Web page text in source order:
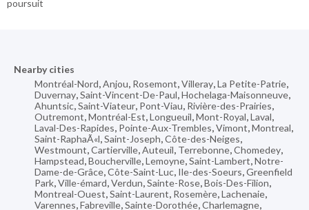
poursuit
Nearby cities
Montréal-Nord,Anjou, Rosemont,Villeray,La Petite-Patrie,
Duvernay,Saint-Vincent-De-Paul,Hochelaga-Maisonneuve,
Ahuntsic,Saint-Viateur, Pont-Viau, Rivière-des-Prairies,
Outremont,Montréal-Est,Longueuil,Mont-Royal,Laval,
Laval-Des-Rapides, Pointe-Aux-Trembles,Vimont,Montreal,
Saint-RaphaÃ«l,Saint-Joseph,Côte-des-Neiges,
Westmount,Cartierville,Auteuil, Terrebonne,Chomedey,
Hampstead,Boucherville,Lemoyne,Saint-Lambert,Notre-
Dame-de-Grâce,Côte-Saint-Luc, Ile-des-Soeurs,Greenfield
Park,Ville-émard,Verdun,Sainte-Rose,Bois-Des-Filion,
Montreal-Ouest,Saint-Laurent, Rosemère,Lachenaie,
Varennes,Fabreville,Sainte-Dorothée,Charlemagne,